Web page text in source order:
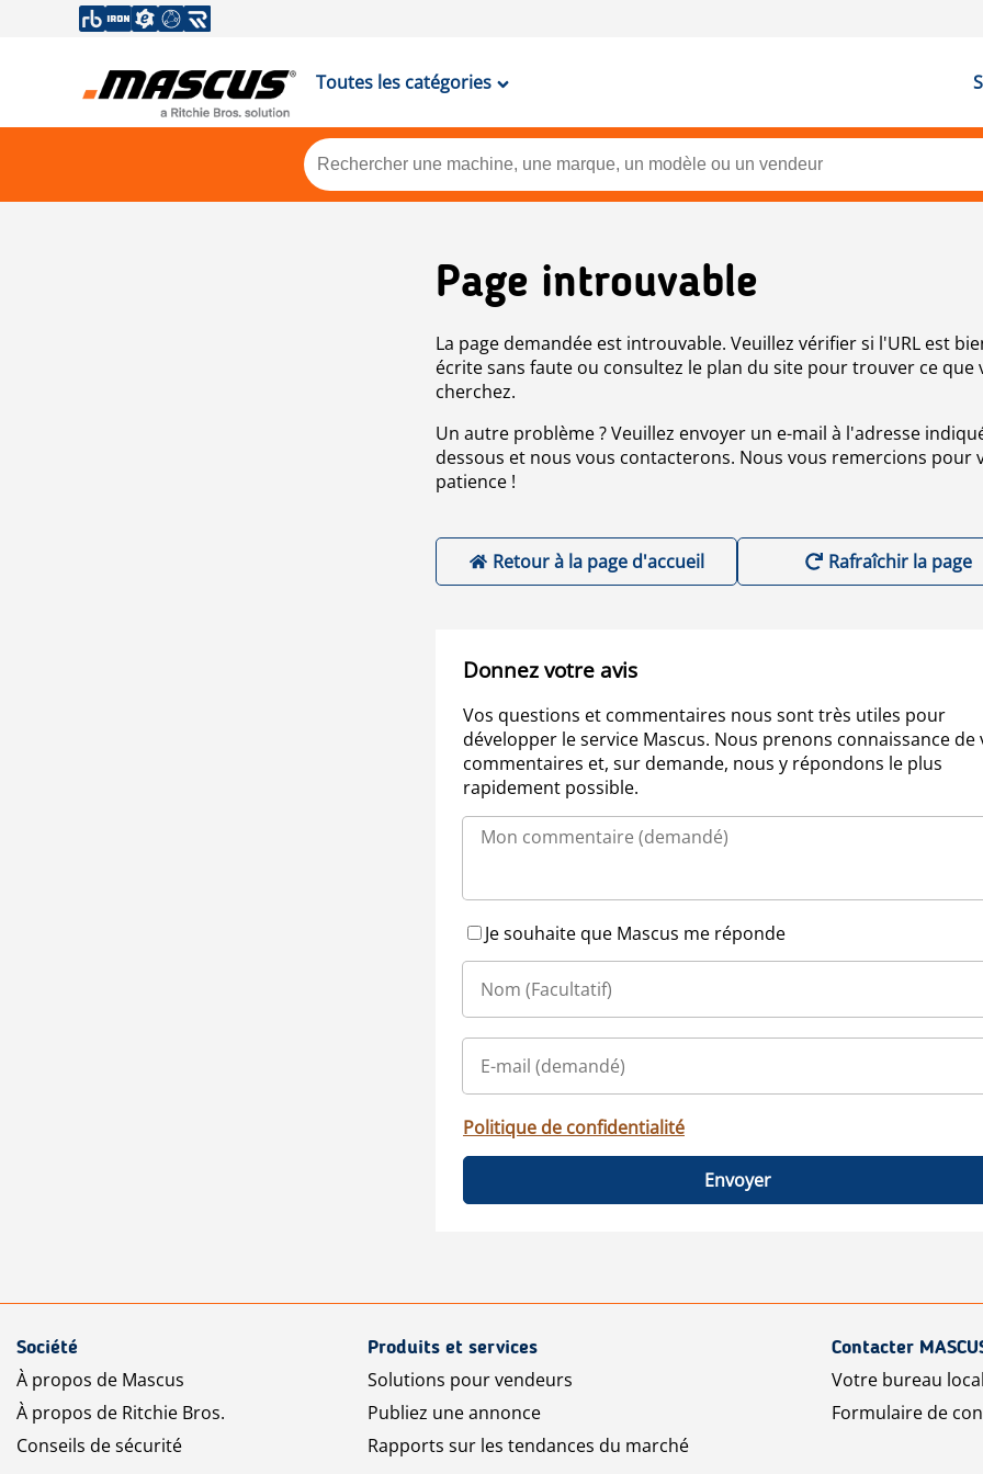
Toutes les catégories
Page introuvable
La page demandée est introuvable. Veuillez vérifier si l'URL est
écrite sans faute ou consultez le plan du site pour trouver ce que
cherchez.
Un autre problème ? Veuillez envoyer un e-mail à l'adresse
dessous et nous vous contacterons. Nous vous remercions pour
patience !
Retour à la page d'accueil Rafraîchir la page
Donnez votre avis
Vos questions et commentaires nous sont très utiles pour
développer le service Mascus. Nous prenons connaissance de
commentaires et, sur demande, nous y répondons le plus
rapidement possible.
Je souhaite que Mascus me réponde
Politique de confidentialité
Envoyer
Société
À propos de Mascus
À propos de Ritchie Bros.
Conseils de sécurité
Produits et services
Solutions pour vendeurs
Publiez une annonce
Rapports sur les tendances du marché
Contacter
Votre bureau
Formulaire de